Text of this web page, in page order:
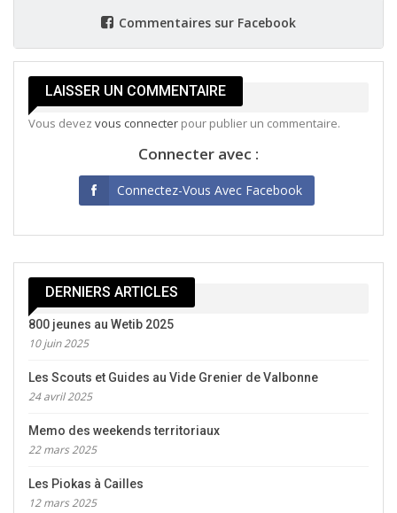
devant aucun feuillage ou passage obstrué, ces jeunes
alentours et faisaient tout pour délivrer notre parc de
leurs présences.
Après 2 heures de dures labeurs, nous nous sommes
Christelle et Betty.
Merci à la mairie de Valbonne Sophia-Antipolis de nous
avoir donné le matériel.
Commentaires sur Facebook
LAISSER UN COMMENTAIRE
Vous devez vous connecter pour publier un commentaire.
Connecter avec :
Connectez-Vous Avec Facebook
DERNIERS ARTICLES
800 jeunes au Wetib 2025
10 juin 2025
Les Scouts et Guides au Vide Grenier de Valbonne
24 avril 2025
Memo des weekends territoriaux
22 mars 2025
Les Piokas à Cailles
12 mars 2025